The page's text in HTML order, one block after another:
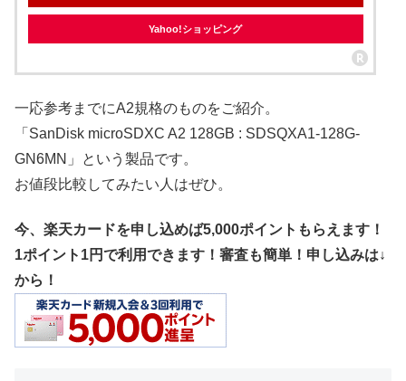
Yahoo!ショッピング
一応参考までにA2規格のものをご紹介。
「SanDisk microSDXC A2 128GB : SDSQXA1-128G-
GN6MN」という製品です。
お値段比較してみたい人はぜひ。
今、楽天カードを申し込めば5,000ポイントもらえます！
1ポイント1円で利用できます！審査も簡単！申し込みは↓
から！